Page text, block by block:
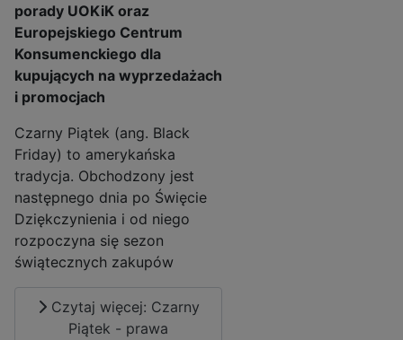
porady UOKiK oraz
Europejskiego Centrum
Konsumenckiego dla
kupujących na wyprzedażach
i promocjach
Czarny Piątek (ang. Black
Friday) to amerykańska
tradycja. Obchodzony jest
następnego dnia po Święcie
Dziękczynienia i od niego
rozpoczyna się sezon
świątecznych zakupów
Czytaj więcej: Czarny
Piątek - prawa